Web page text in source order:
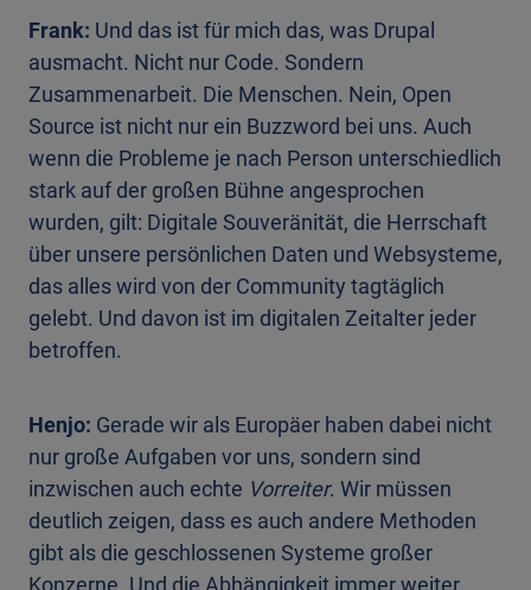
Frank: Und das ist für mich das, was Drupal
ausmacht. Nicht nur Code. Sondern
Zusammenarbeit. Die Menschen. Nein, Open
Source ist nicht nur ein Buzzword bei uns. Auch
wenn die Probleme je nach Person unterschiedlich
stark auf der großen Bühne angesprochen
wurden, gilt: Digitale Souveränität, die Herrschaft
über unsere persönlichen Daten und Websysteme,
das alles wird von der Community tagtäglich
gelebt. Und davon ist im digitalen Zeitalter jeder
betroffen.
Henjo: Gerade wir als Europäer haben dabei nicht
nur große Aufgaben vor uns, sondern sind
inzwischen auch echte Vorreiter. Wir müssen
deutlich zeigen, dass es auch andere Methoden
gibt als die geschlossenen Systeme großer